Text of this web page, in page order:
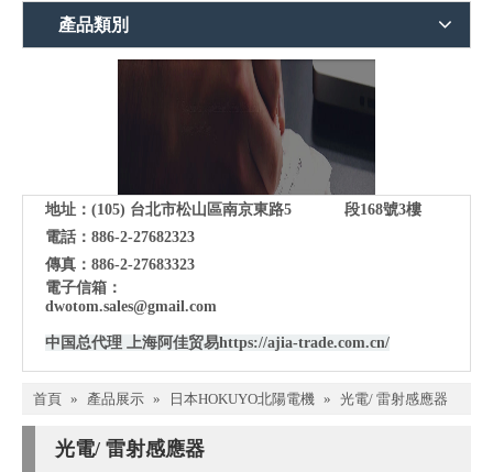
產品類別
地址：(105) 台北市松山區南京東路5 段168號3樓
電話：886-2-27682323
傳真：886-2-27683323
電子信箱：
dwotom.sales@gmail.com
中国总代理 上海阿佳贸易https://ajia-trade.com.cn/
首頁 » 產品展示 » 日本HOKUYO北陽電機 » 光電/ 雷射感應器
光電/ 雷射感應器